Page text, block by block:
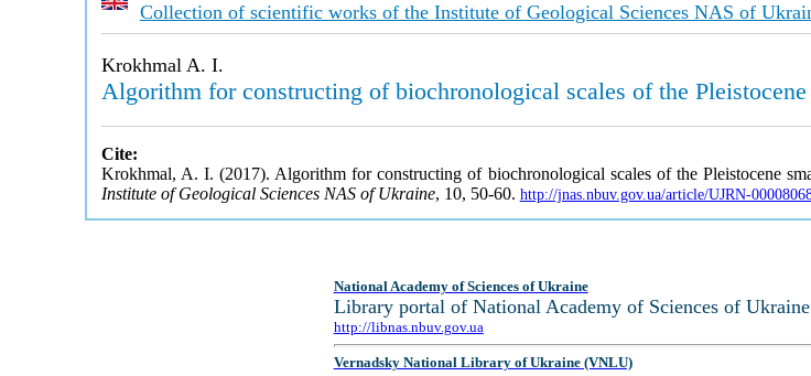
Collection of scientific works of the Institute of Geological Sciences NAS of
Krokhmal A. I.
Algorithm for constructing of biochronological scales of the
Cite:
Krokhmal, A. I. (2017). Algorithm for constructing of biochronological scales of the Pleistocene
Institute of Geological Sciences NAS of Ukraine, 10, 50-60. http://jnas.nbuv.gov.ua/article/UJRN-
National Academy of Sciences of Ukraine
Library portal of National Academy of Sciences of
http://libnas.nbuv.gov.ua
Vernadsky National Library of Ukraine (VNLU)